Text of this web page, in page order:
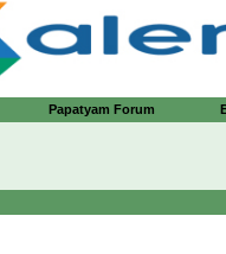
Papatyam Forum